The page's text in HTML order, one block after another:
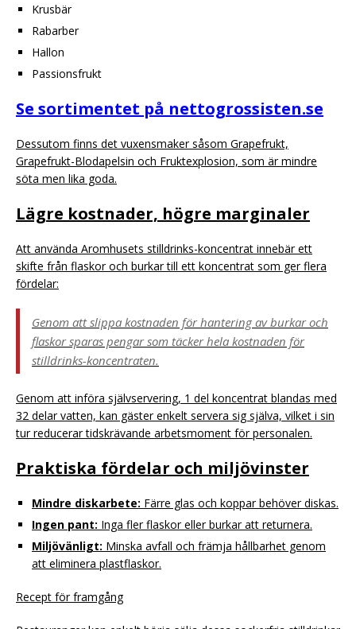
Krusbär
Rabarber
Hallon
Passionsfrukt
Se sortimentet på nettogrossisten.se
Dessutom finns det vuxensmaker såsom Grapefrukt,
Grapefrukt-Blodapelsin och Fruktexplosion, som är mindre
söta men lika goda.
Lägre kostnader, högre marginaler
Att använda Aromhusets stilldrinks-koncentrat innebär ett
skifte från flaskor och burkar till ett koncentrat som ger flera
fördelar:
Genom att slippa kostnaden för hantering av burkar och
flaskor sparas pengar som täcker hela kostnaden för
stilldrinks-koncentraten.
Genom att införa självservering, 1 del koncentrat blandas med
32 delar vatten, kan gäster enkelt servera sig själva, vilket i sin
tur reducerar tidskrävande arbetsmoment för personalen.
Praktiska fördelar och miljövinster
Mindre diskarbete: Färre glas och koppar behöver diskas.
Ingen pant: Inga fler flaskor eller burkar att returnera.
Miljövänligt: Minska avfall och främja hållbarhet genom
att eliminera plastflaskor.
Recept för framgång